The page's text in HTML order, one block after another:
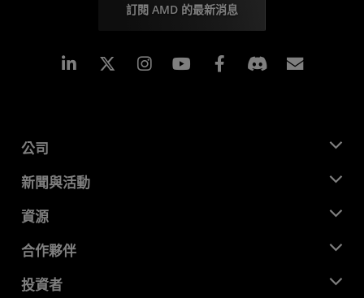
訂閱 AMD 的最新消息
Linkedin Instagram Facebook
公司
關於 AMD
企業責任
招聘
聯絡我們
新聞與活動
新聞室
媒體庫
資源
開發者中心
案例研究
合作夥伴
AMD 合作夥伴中心
投資者